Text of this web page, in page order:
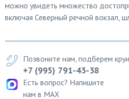
можно увидеть множество
включая Северный речной вокзал,
Позвоните нам, подберем
+7 (995) 791-43-38
Есть вопрос? Напишите
нам в MAX